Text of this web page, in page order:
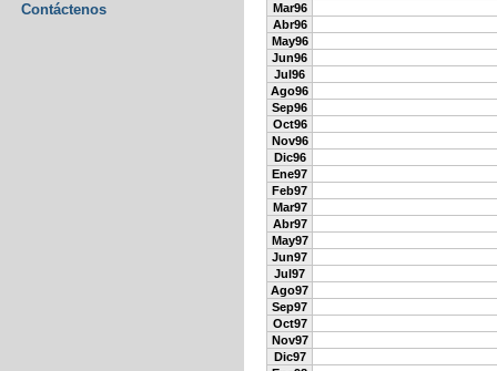
Contáctenos
Mar96
Abr96
May96
Jun96
Jul96
Ago96
Sep96
Oct96
Nov96
Dic96
Ene97
Feb97
Mar97
Abr97
May97
Jun97
Jul97
Ago97
Sep97
Oct97
Nov97
Dic97